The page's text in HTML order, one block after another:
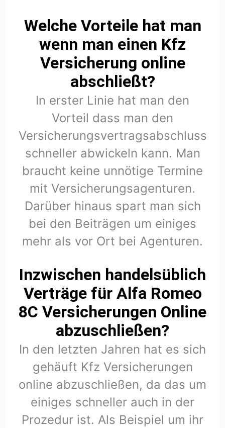
Welche Vorteile hat man
wenn man einen Kfz
Versicherung online
abschließt?
In erster Linie hat man den
Vorteil dass man den
Versicherungsvertragsabschluss
schneller abwickeln kann. Man
braucht keine unnötige Termine
mit Versicherungsagenturen.
Darüber hinaus spart man sich
bei den Beiträgen um einiges
mehr als vor Ort bei Agenturen.
Inzwischen handelsüblich
Verträge für Alfa Romeo
8C Versicherungen Online
abzuschließen?
In den letzten Jahren hat es sich
gehäuft Kfz Versicherungen
online abzuschließen, da das um
einiges schneller auch in der
Prozedur ist. Als Beispiel um ihr